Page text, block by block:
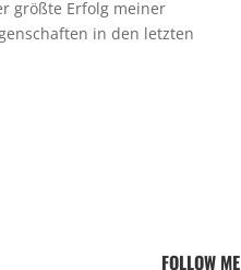
größte Erfolg meiner
in den letzten
FOLLOW ME